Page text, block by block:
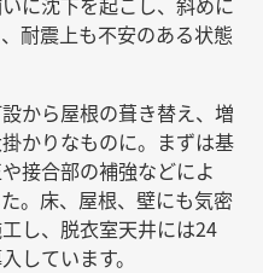
耐震上も不安のある状態
から屋根の葺き替え、増
かりなものに。まずは基
接合部の補強などによ
。床、屋根、壁にも気密
し、脱衣室天井には24
しています。